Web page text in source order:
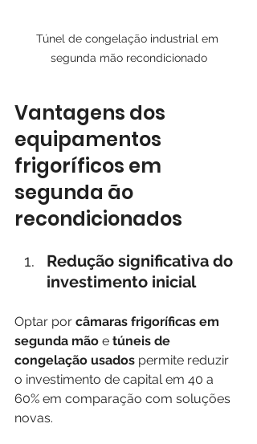
Túnel de congelação industrial em
segunda mão recondicionado
Vantagens dos
equipamentos
frigoríficos em
segunda ão
recondicionados
Redução significativa do
investimento inicial
Optar por câmaras frigoríficas em
segunda mão e túneis de
congelação usados permite reduzir
o investimento de capital em 40 a
60% em comparação com soluções
novas.